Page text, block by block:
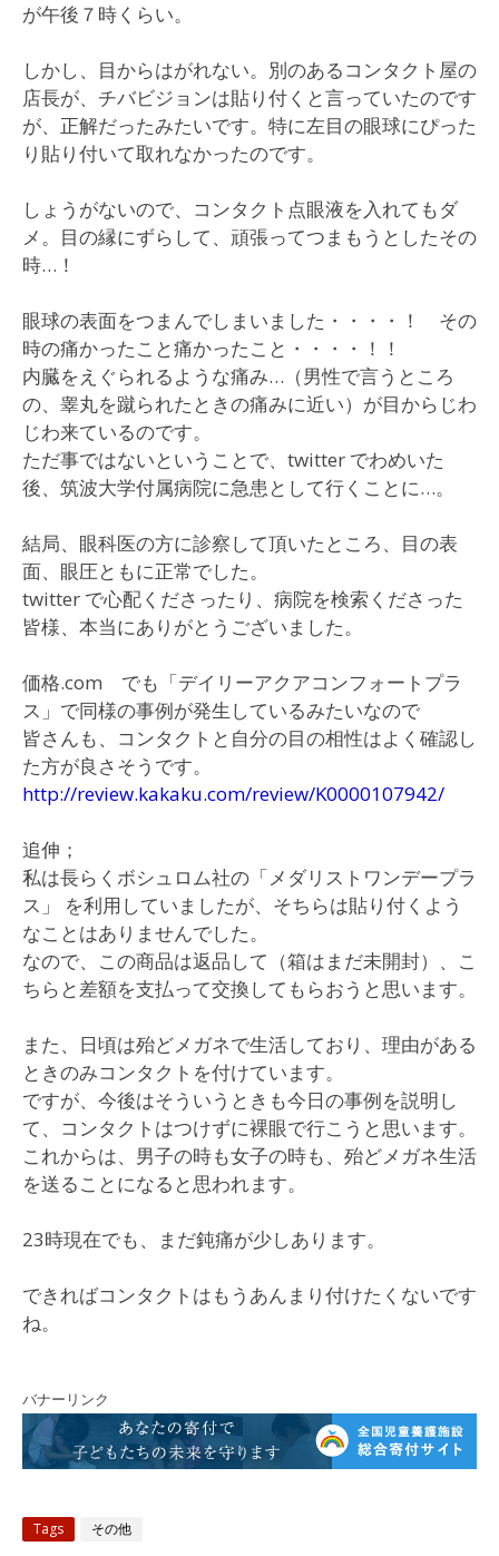
が午後７時くらい。
しかし、目からはがれない。別のあるコンタクト屋の
店長が、チバビジョンは貼り付くと言っていたのです
が、正解だったみたいです。特に左目の眼球にぴった
り貼り付いて取れなかったのです。
しょうがないので、コンタクト点眼液を入れてもダ
メ。目の縁にずらして、頑張ってつまもうとしたその
時…！
眼球の表面をつまんでしまいました・・・・！ その
時の痛かったこと痛かったこと・・・・！！
内臓をえぐられるような痛み…（男性で言うところ
の、睾丸を蹴られたときの痛みに近い）が目からじわ
じわ来ているのです。
ただ事ではないということで、twitter でわめいた
後、筑波大学付属病院に急患として行くことに…。
結局、眼科医の方に診察して頂いたところ、目の表
面、眼圧ともに正常でした。
twitter で心配くださったり、病院を検索くださった
皆様、本当にありがとうございました。
価格.com でも「デイリーアクアコンフォートプラ
ス」で同様の事例が発生しているみたいなので
皆さんも、コンタクトと自分の目の相性はよく確認し
た方が良さそうです。
http://review.kakaku.com/review/K0000107942/
追伸；
私は長らくボシュロム社の「メダリストワンデープラ
ス」 を利用していましたが、そちらは貼り付くよう
なことはありませんでした。
なので、この商品は返品して（箱はまだ未開封）、こ
ちらと差額を支払って交換してもらおうと思います。
また、日頃は殆どメガネで生活しており、理由がある
ときのみコンタクトを付けています。
ですが、今後はそういうときも今日の事例を説明し
て、コンタクトはつけずに裸眼で行こうと思います。
これからは、男子の時も女子の時も、殆どメガネ生活
を送ることになると思われます。
23時現在でも、まだ鈍痛が少しあります。
できればコンタクトはもうあんまり付けたくないです
ね。
バナーリンク
Tags その他